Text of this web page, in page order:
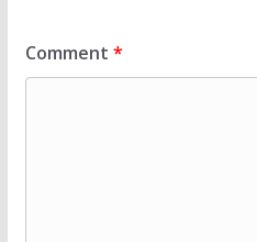
Comment *